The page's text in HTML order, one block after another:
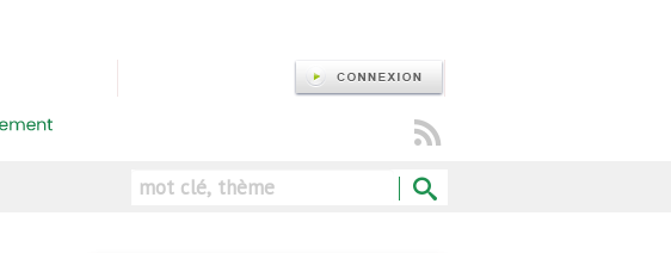
Rechercher